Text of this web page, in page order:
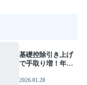
基礎控除引き上げ
で手取り増！年収
ーンへの影響
2026.01.20